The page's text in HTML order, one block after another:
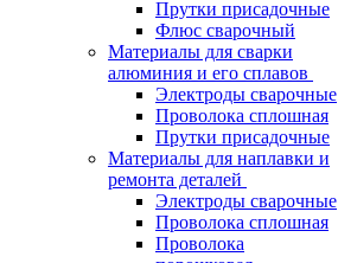
Прутки присадочные
Флюс сварочный
Материалы для сварки
алюминия и его сплавов
Электроды сварочные
Проволока сплошная
Прутки присадочные
Материалы для наплавки и
ремонта деталей
Электроды сварочные
Проволока сплошная
Проволока